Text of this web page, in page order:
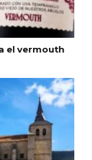
el vermouth